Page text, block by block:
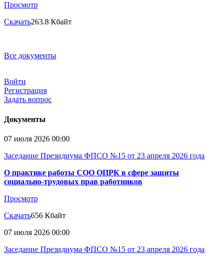
Просмотр
Скачать263.8 Кбайт
Все документы
Войти
Регистрация
Задать вопрос
Документы
07 июля 2026 00:00
Заседание Президиума ФПСО №15 от 23 апреля 2026 года
О практике работы СОО ОПРК в сфере защиты
социально-трудовых прав работников
Просмотр
Скачать656 Кбайт
07 июля 2026 00:00
Заседание Президиума ФПСО №15 от 23 апреля 2026 года